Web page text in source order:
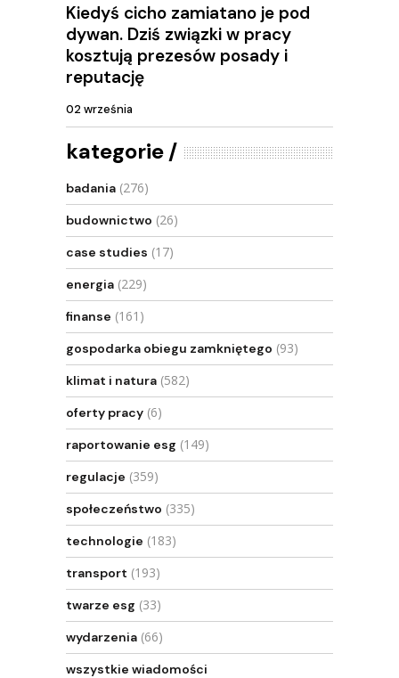
Kiedyś cicho zamiatano je pod
dywan. Dziś związki w pracy
kosztują prezesów posady i
reputację
02 września
kategorie
badania (276)
budownictwo (26)
case studies (17)
energia (229)
finanse (161)
gospodarka obiegu zamkniętego (93)
klimat i natura (582)
oferty pracy (6)
raportowanie esg (149)
regulacje (359)
społeczeństwo (335)
technologie (183)
transport (193)
twarze esg (33)
wydarzenia (66)
wszystkie wiadomości